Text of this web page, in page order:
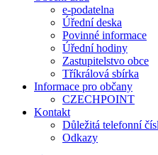
e-podatelna
Úřední deska
Povinné informace
Úřední hodiny
Zastupitelstvo obce
Tříkrálová sbírka
Informace pro občany
CZECHPOINT
Kontakt
Důležitá telefonní
Odkazy